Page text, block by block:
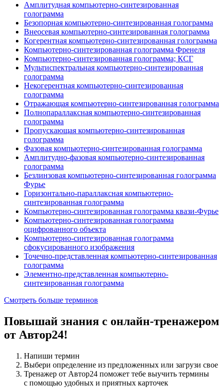
Амплитудная компьютерно-синтезированная
голограмма
Безопорная компьютерно-синтезированная голограмма
Внеосевая компьютерно-синтезированная голограмма
Когерентная компьютерно-синтезированная голограмма
Компьютерно-синтезированная голограмма Френеля
Компьютерно-синтезированная голограмма; КСГ
Мультиспектральная компьютерно-синтезированная
голограмма
Некогерентная компьютерно-синтезированная
голограмма
Отражающая компьютерно-синтезированная голограмма
Полнопараллаксная компьютерно-синтезированная
голограмма
Пропускающая компьютерно-синтезированная
голограмма
Фазовая компьютерно-синтезированная голограмма
Амплитудно-фазовая компьютерно-синтезированная
голограмма
Безлинзовая компьютерно-синтезированная голограмма
Фурье
Горизонтально-параллаксная компьютерно-
синтезированная голограмма
Компьютерно-синтезированная голограмма квази-Фурье
Компьютерно-синтезированная голограмма
оцифрованного объекта
Компьютерно-синтезированная голограмма
сфокусированного изображения
Точечно-представленная компьютерно-синтезированная
голограмма
Элементно-представленная компьютерно-
синтезированная голограмма
Смотреть больше терминов
Повышай знания с онлайн-тренажером
от Автор24!
Напиши термин
Выбери определение из предложенных или загрузи свое
Тренажер от Автор24 поможет тебе выучить термины
с помощью удобных и приятных карточек